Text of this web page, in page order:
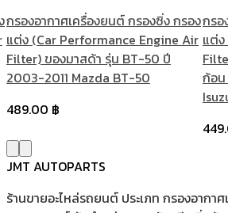
กรองอากาศเครื่องยนต์ กรองซิ่ง กรอง
แต่ง (Car Performance Engine Air
Filter) ของมาสด้า รุ่น BT-50 ปี
2003-2011 Mazda BT-50
489.00 ฿
กรอ
แต่
ก้อน
JMT AUTOPARTS
ร้านขายอะไหล่รถยนต์ ประเภท กรองอากา